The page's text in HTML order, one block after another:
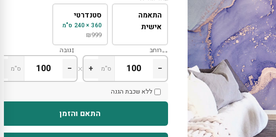
התאמה
אישית
סטנדרטי
360 × 240 ס"מ
₪999
רוחב
− ס"מ +
×
גובה
− ס"מ
ללא שכבת הגנה
התאם והזמן